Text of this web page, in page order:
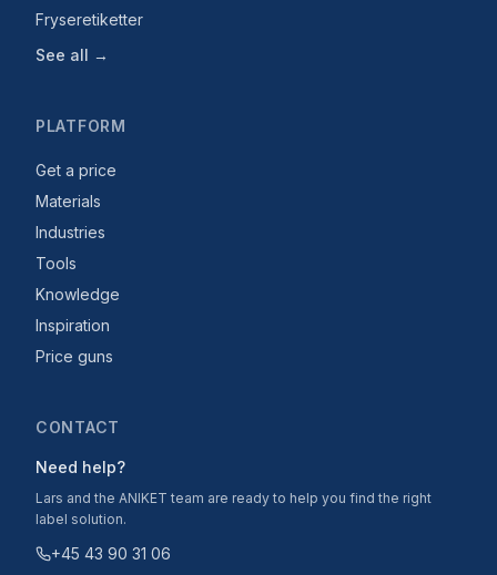
Fryseretiketter
See all →
PLATFORM
Get a price
Materials
Industries
Tools
Knowledge
Inspiration
Price guns
CONTACT
Need help?
Lars and the ANIKET team are ready to help you find the right
label solution.
+45 43 90 31 06